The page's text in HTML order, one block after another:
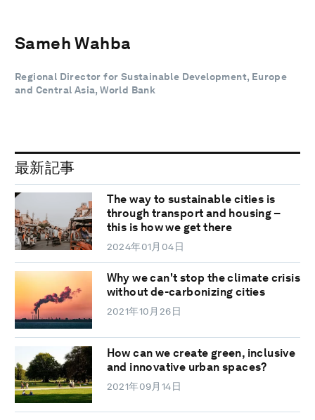
Sameh Wahba
Regional Director for Sustainable Development, Europe
and Central Asia, World Bank
最新記事
The way to sustainable cities is
through transport and housing –
this is how we get there
2024年01月04日
Why we can't stop the climate crisis
without de-carbonizing cities
2021年10月26日
How can we create green, inclusive
and innovative urban spaces?
2021年09月14日